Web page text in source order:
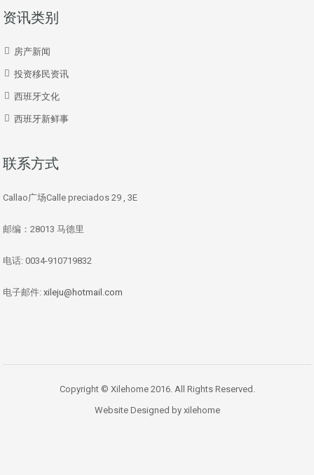
资讯类别
房产新闻
投资移民资讯
西班牙文化
西班牙新鲜事
联系方式
Callao广场Calle preciados 29 , 3E
邮编：28013 马德里
电话: 0034-910719832
电子邮件: xileju@hotmail.com
Copyright © Xilehome 2016. All Rights Reserved.
Website Designed by xilehome